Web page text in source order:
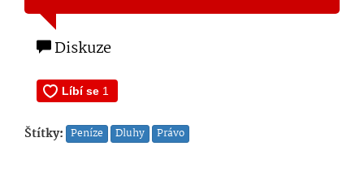
Diskuze
Štítky: Peníze Dluhy Právo